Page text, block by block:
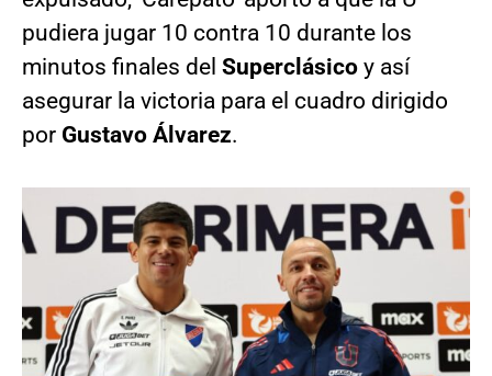
pudiera jugar 10 contra 10 durante los
minutos finales del Superclásico y así
asegurar la victoria para el cuadro dirigido
por Gustavo Álvarez.